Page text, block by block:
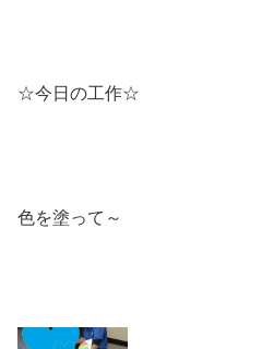
☆今日の工作☆
色を塗って～